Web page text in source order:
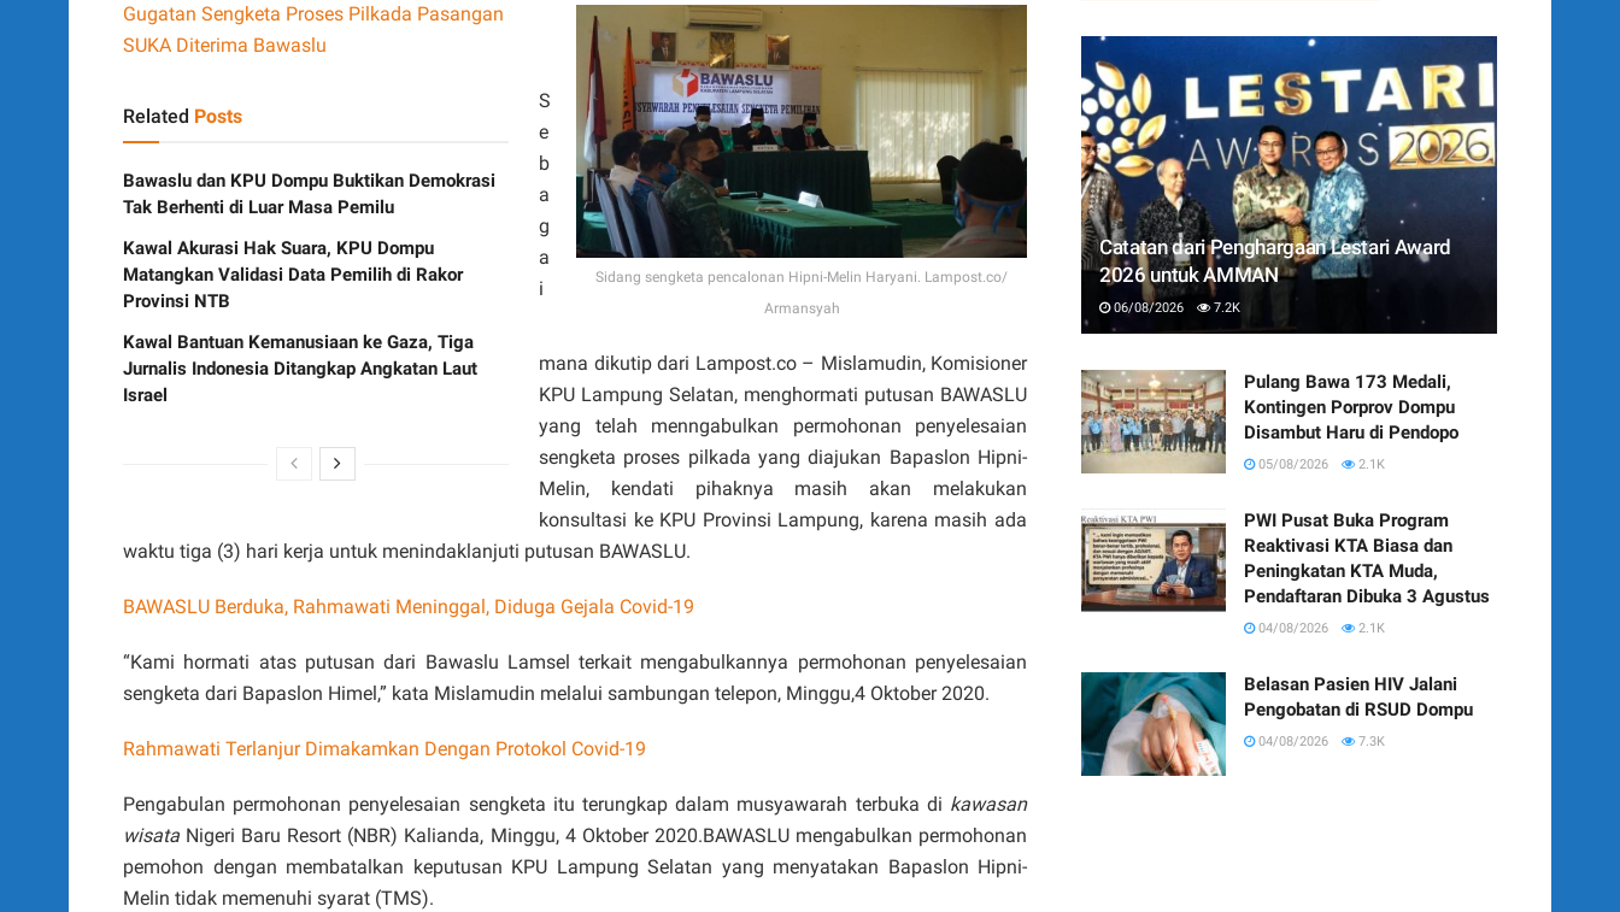
Sidang sengketa pencalonan Hipni-Melin Haryani. Lampost.co/
Armansyah
Gugatan Sengketa Proses Pilkada Pasangan
SUKA Diterima Bawaslu
Related Posts
Bawaslu dan KPU Dompu Buktikan Demokrasi
Tak Berhenti di Luar Masa Pemilu
Kawal Akurasi Hak Suara, KPU Dompu
Matangkan Validasi Data Pemilih di Rakor
Provinsi NTB
Kawal Bantuan Kemanusiaan ke Gaza, Tiga
Jurnalis Indonesia Ditangkap Angkatan Laut
Israel
S
e
b
a
g
a
i
mana dikutip dari Lampost.co – Mislamudin, Komisioner
KPU Lampung Selatan, menghormati putusan BAWASLU
yang telah menngabulkan permohonan penyelesaian
sengketa proses pilkada yang diajukan Bapaslon Hipni-
Melin, kendati pihaknya masih akan melakukan
konsultasi ke KPU Provinsi Lampung, karena masih ada
waktu tiga (3) hari kerja untuk menindaklanjuti putusan BAWASLU.
BAWASLU Berduka, Rahmawati Meninggal, Diduga Gejala Covid-19
“Kami hormati atas putusan dari Bawaslu Lamsel terkait mengabulkannya permohonan penyelesaian
sengketa dari Bapaslon Himel,” kata Mislamudin melalui sambungan telepon, Minggu,4 Oktober 2020.
Rahmawati Terlanjur Dimakamkan Dengan Protokol Covid-19
Pengabulan permohonan penyelesaian sengketa itu terungkap dalam musyawarah terbuka di kawasan
wisata Nigeri Baru Resort (NBR) Kalianda, Minggu, 4 Oktober 2020.BAWASLU mengabulkan permohonan
pemohon dengan membatalkan keputusan KPU Lampung Selatan yang menyatakan Bapaslon Hipni-
Melin tidak memenuhi syarat (TMS).
Catatan dari Penghargaan Lestari Award
2026 untuk AMMAN
06/08/2026 7.2K
Pulang Bawa 173 Medali,
Kontingen Porprov Dompu
Disambut Haru di Pendopo
05/08/2026 2.1K
PWI Pusat Buka Program
Reaktivasi KTA Biasa dan
Peningkatan KTA Muda,
Pendaftaran Dibuka 3 Agustus
04/08/2026 2.1K
Belasan Pasien HIV Jalani
Pengobatan di RSUD Dompu
04/08/2026 7.3K